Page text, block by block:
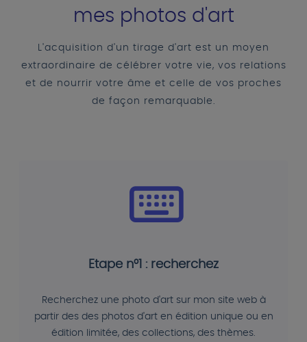
mes photos d'art
L'acquisition d'un tirage d'art est un moyen
extraordinaire de célébrer votre vie, vos relations
et de nourrir votre âme et celle de vos proches
de façon remarquable.
Etape n°1 : recherchez
Recherchez une photo d'art sur mon site web à
partir des des photos d'art en édition unique ou en
édition limitée, des collections, des thèmes.